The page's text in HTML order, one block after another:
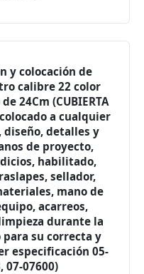
y colocación de
calibre 22 color
24Cm (CUBIERTA
colocado a cualquier
detalles y
de proyecto,
habilitado,
sellador,
mano de
acarreos,
durante la
su correcta y
especificación 05-
07-07600)